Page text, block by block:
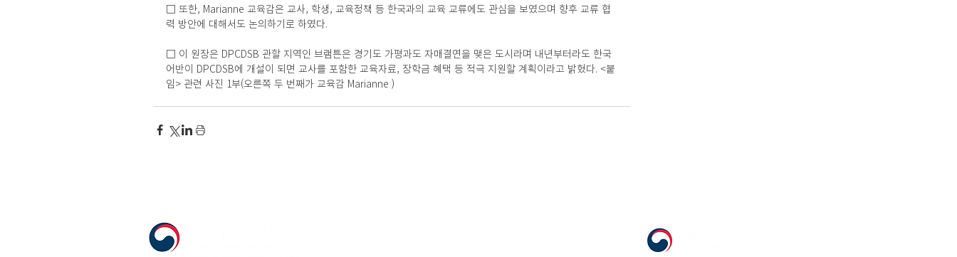
□ 또한, Marianne 교육감은 교사, 학생, 교육정책 등 한국과의 교육 교류에도 관심을 보였으며 향후 교류 협
력 방안에 대해서도 논의하기로 하였다.
□ 이 원장은 DPCDSB 관할 지역인 브램튼은 경기도 가평과도 자매결연을 맺은 도시라며 내년부터라도 한국
어반이 DPCDSB에 개설이 되면 교사를 포함한 교육자료, 장학금 혜택 등 적극 지원할 계획이라고 밝혔다. <붙
임> 관련 사진 1부(오른쪽 두 번째가 교육감 Marianne )